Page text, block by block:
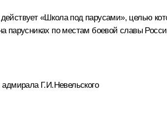
«Школа под парусами», целью
парусниках по местам боевой славы
адмирала Г.И.Невельского